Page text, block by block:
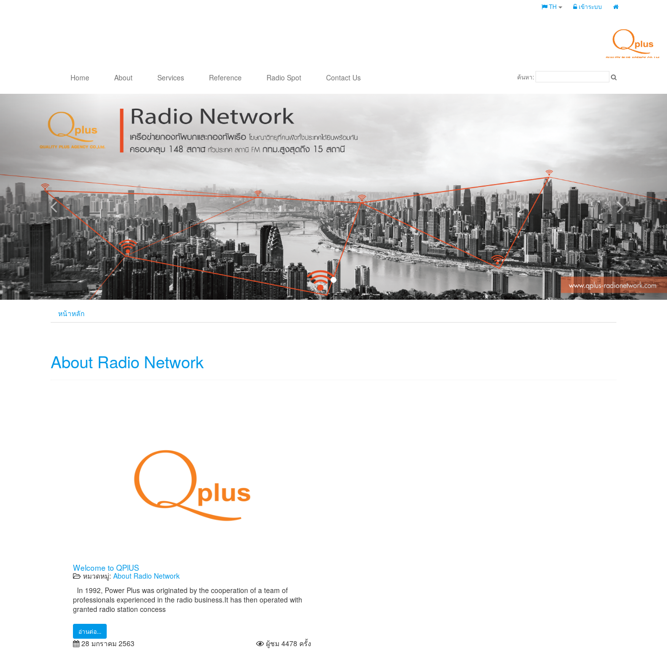
เข้าระบบ
TH
Home About Services Reference Radio Spot Contact Us ค้นหา:
หน้าหลัก
About Radio Network
Welcome to QPlUS
หมวดหมู่: About Radio Network
In 1992, Power Plus was originated by the cooperation of a team of
professionals experienced in the radio business.It has then operated with
granted radio station concess
อ่านต่อ...
28 มกราคม 2563 ผู้ชม 4478 ครั้ง